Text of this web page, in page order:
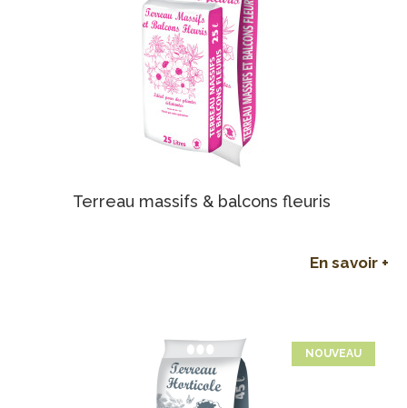
Terreau massifs & balcons fleuris
En savoir +
NOUVEAU